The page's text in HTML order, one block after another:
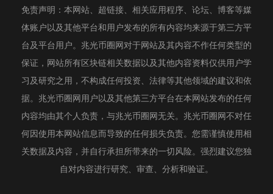
免责声明：本网站、超链接、相关应用程序、论坛、博客等媒
体账户以及其他平台和用户发布的所有内容均来源于第三方平
台及平台用户。兆光币圈网对于网站及其内容不作任何类型的
保证，网站所有区块链相关数据以及其他内容资料仅供用户学
习及研究之用，不构成任何投资、法律等其他领域的建议和依
据。兆光币圈网用户以及其他第三方平台在本网站发布的任何
内容均由其个人负责，与兆光币圈网无关。兆光币圈网不对任
何因使用本网站信息而导致的任何损失负责。您需谨慎使用相
关数据及内容，并自行承担所带来的一切风险。强烈建议您独
自对内容进行研究、审查、分析和验证。